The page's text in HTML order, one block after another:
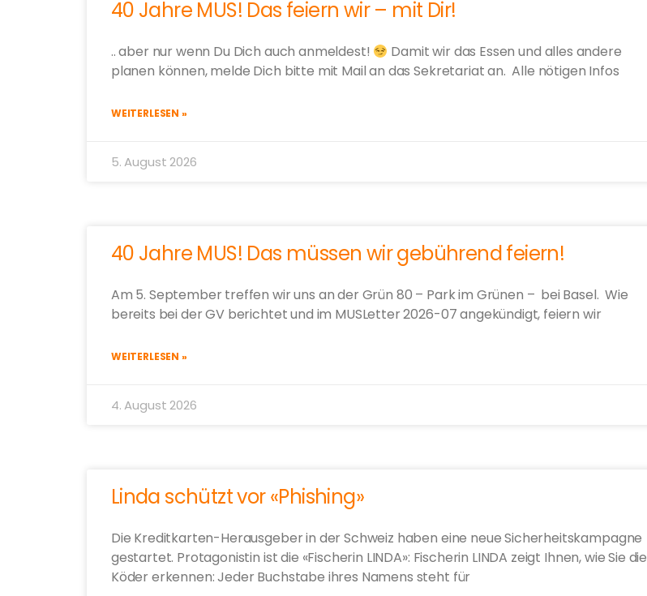
40 Jahre MUS! Das feiern wir – mit Dir!
.. aber nur wenn Du Dich auch anmeldest!
Damit wir das Essen und alles andere
planen können, melde Dich bitte mit Mail an das Sekretariat an. Alle nötigen Infos
WEITERLESEN »
5. August 2026
40 Jahre MUS! Das müssen wir gebührend feiern!
Am 5. September treffen wir uns an der Grün 80 – Park im Grünen – bei Basel. Wie
bereits bei der GV berichtet und im MUSLetter 2026-07 angekündigt, feiern wir
WEITERLESEN »
4. August 2026
Linda schützt vor «Phishing»
Die Kreditkarten-Herausgeber in der Schweiz haben eine neue Sicherheitskampagne
gestartet. Protagonistin ist die «Fischerin LINDA»: Fischerin LINDA zeigt Ihnen, wie Sie die
Köder erkennen: Jeder Buchstabe ihres Namens steht für